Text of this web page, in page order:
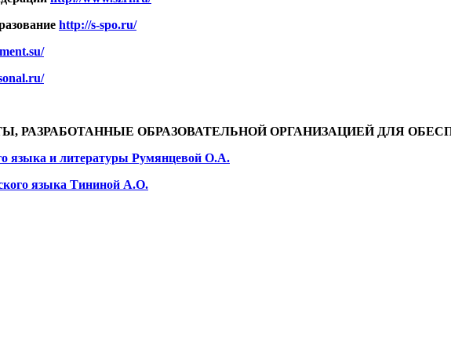
http://s-spo.ru/
РАЗРАБОТАННЫЕ ОБРАЗОВАТЕЛЬНОЙ ОРГАНИЗАЦИЕЙ ДЛЯ
языка и литературы Румянцевой О.А.
языка Тининой А.О.